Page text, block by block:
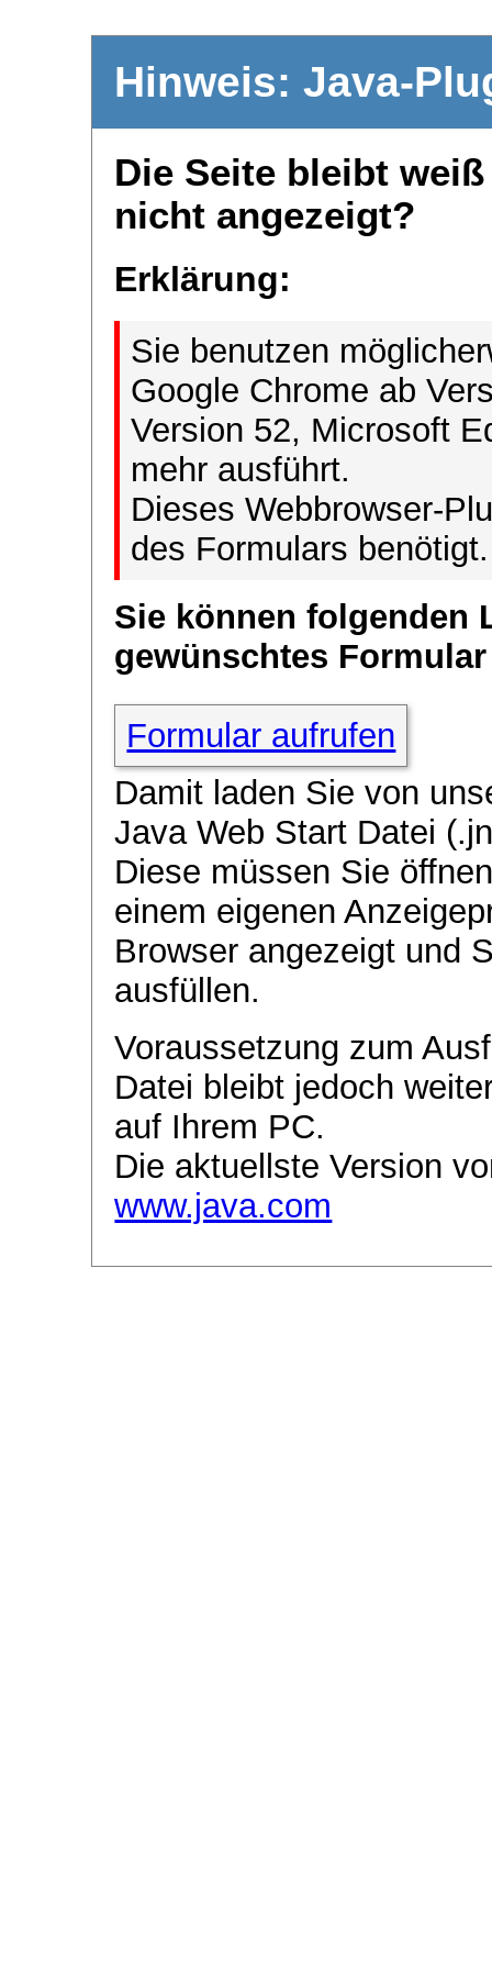
Hinweis: Java-
Die Seite bleibt
nicht angezeigt?
Erklärung:
Sie benutzen
Google Chrome ab
Version 52, Microsoft
mehr ausführt.
Dieses Webbrowser-
des Formulars benötigt.
Sie können folgenden
gewünschtes
Formular aufrufen
Damit laden Sie von
Java Web Start Datei
Diese müssen Sie
einem eigenen
Browser angezeigt und
ausfüllen.
Voraussetzung zum
Datei bleibt jedoch
auf Ihrem PC.
Die aktuellste Version
www.java.com